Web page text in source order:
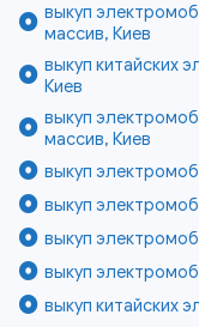
выкуп
массив, Киев
выкуп китайских
Киев
выкуп
массив, Киев
выкуп
выкуп
выкуп
выкуп
выкуп китайских